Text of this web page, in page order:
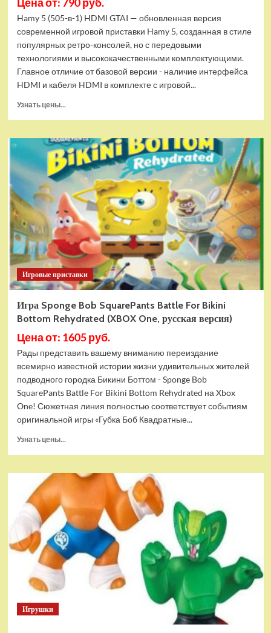
Hamy 5 (505-в-1) HDMI GTAI — обновленная версия
современной игровой приставки Hamy 5, созданная в стиле
популярных ретро-консолей, но с передовыми
технологиями и высококачественными комплектующими.
Главное отличие от базовой версии - наличие интерфейса
HDMI и кабеля HDMI в комплекте с игровой...
Узнать цены...
Игровая
приставка
Hamy
5
(505-
в-1)
HDMI
GTA
Игровые приставки
Игра Sponge Bob SquarePants Battle For Bikini
Bottom Rehydrated (XBOX One, русская версия)
Цена от: 1605 руб.
Рады представить вашему вниманию переиздание
всемирно известной истории жизни удивительных жителей
подводного городка Бикини Боттом - Sponge Bob
SquarePants Battle For Bikini Bottom Rehydrated на Xbox
One! Сюжетная линия полностью соответствует событиям
оригинальной игры «Губка Боб Квадратные...
Узнать цены...
Игра
Sponge
Bob
SquarePants
Battle
For
Bikini
Bottom
Rehydrated
(XBOX
Игрушки